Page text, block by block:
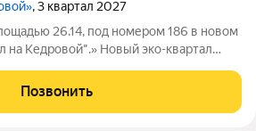
, 3 квартал 2027
26.14, под номером 186 в новом
Кедровой".» Новый эко-квартал
в 12 минутах от пл. Калинина. Это
Позвонить